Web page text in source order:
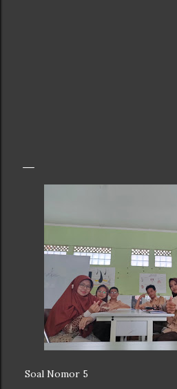
Soal Nomor 5